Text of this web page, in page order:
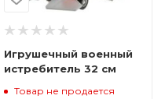
Игрушечный военный
истребитель 32 см
Товар не продается